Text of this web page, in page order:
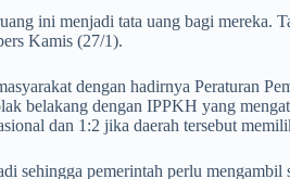
ini menjadi tata uang bagi mereka.
Kamis (27/1).
dengan hadirnya Peraturan
belakang dengan IPPKH yang
dan 1:2 jika daerah tersebut
pemerintah perlu